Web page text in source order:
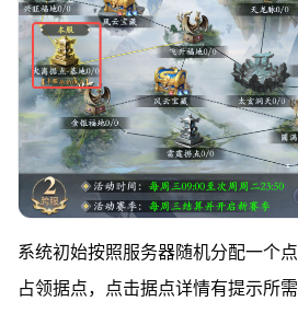
系统初始按照服务器随机分配一个
占领据点，点击据点详情有提示所